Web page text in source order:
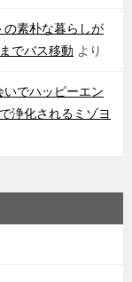
の素朴な暮らしが
でバス移動 より
でハッピーエン
浄化されるミゾヨ